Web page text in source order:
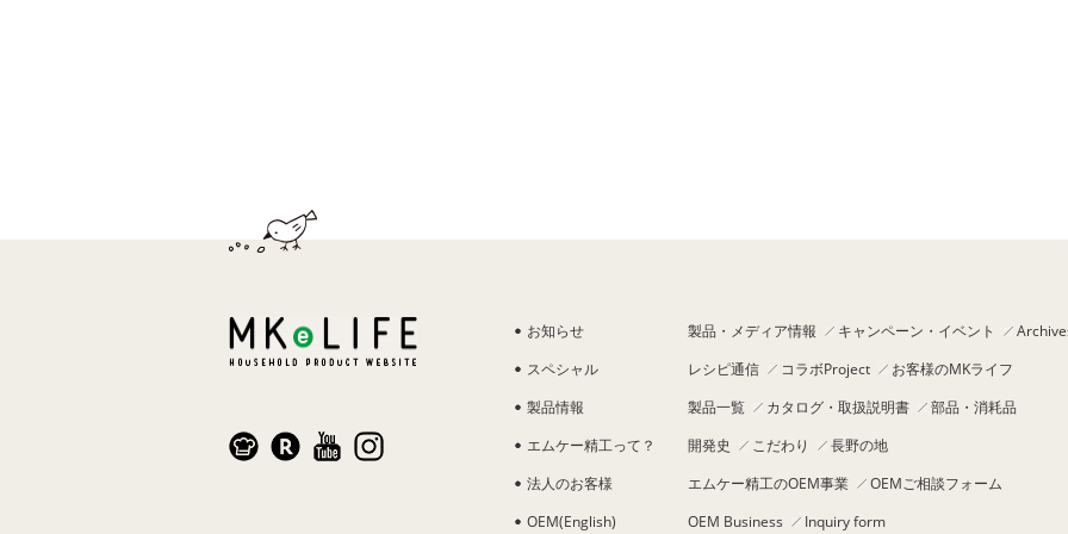
お知らせ 製品・メディア情報 キャンペーン・イベント
スペシャル
レシピ通信 コラボProject
お客様のMKライフ
製品情報
製品一覧 カタログ・取扱説明書
部品・消耗品
エムケー精工って？
開発史 こだわり
長野の地
法人のお客様
エムケー精工のOEM事業
OEMご相談フォーム
OEM(English)
OEM Business Inquiry form